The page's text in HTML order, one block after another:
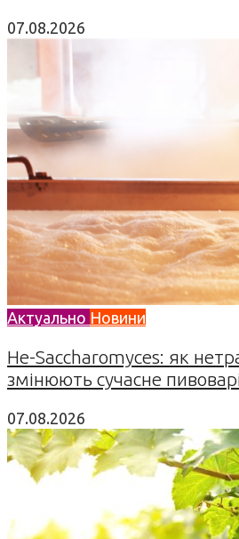
07.08.2026
Актуально Новини
Не-Saccharomyces: як
змінюють сучасне
07.08.2026